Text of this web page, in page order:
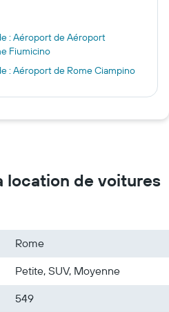
: Aéroport de Aéroport
Fiumicino
: Aéroport de Rome Ciampino
location de voitures
Rome
Petite, SUV, Moyenne
549